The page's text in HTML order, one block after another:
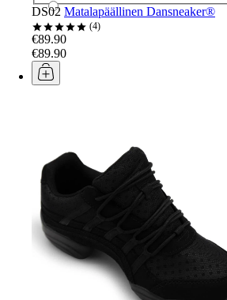
DS02 Matalapäällinen Dansneaker®
4
€89.90
€89.90